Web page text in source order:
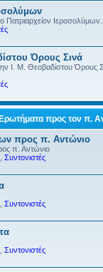
Ιεροσολύμων.
Όρους Σινά
Ι. Μ. Θεοβαδίστου Όρους
προς τον π.
προς π. Αντώνιο
π. Αντώνιο
Συντονιστές
Συντονιστές
Συντονιστές